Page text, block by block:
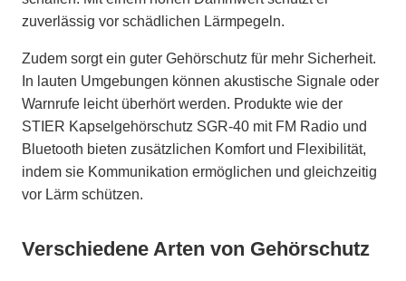
zuverlässig vor schädlichen Lärmpegeln.
Zudem sorgt ein guter Gehörschutz für mehr Sicherheit.
In lauten Umgebungen können akustische Signale oder
Warnrufe leicht überhört werden. Produkte wie der
STIER Kapselgehörschutz SGR-40 mit FM Radio und
Bluetooth bieten zusätzlichen Komfort und Flexibilität,
indem sie Kommunikation ermöglichen und gleichzeitig
vor Lärm schützen.
Verschiedene Arten von Gehörschutz